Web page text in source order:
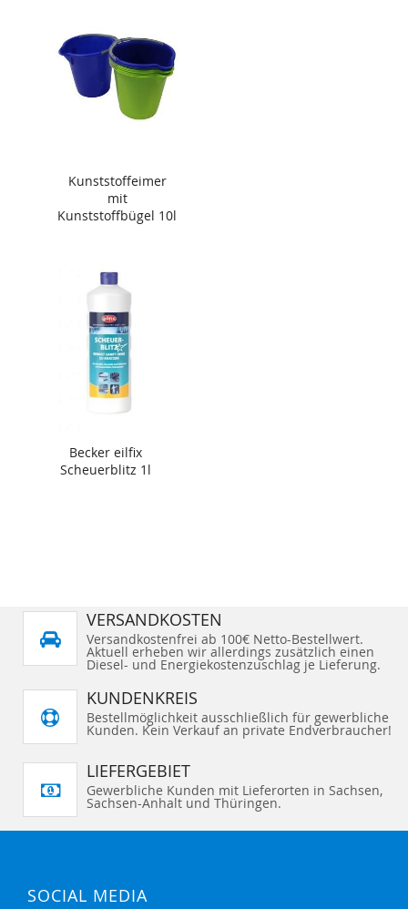
Kunststoffeimer
mit
Kunststoffbügel 10l
Becker eilfix
Scheuerblitz 1l
VERSANDKOSTEN
Versandkostenfrei ab 100€ Netto-Bestellwert.
Aktuell erheben wir allerdings zusätzlich einen
Diesel- und Energiekostenzuschlag je Lieferung.
KUNDENKREIS
Bestellmöglichkeit ausschließlich für gewerbliche
Kunden. Kein Verkauf an private Endverbraucher!
LIEFERGEBIET
Gewerbliche Kunden mit Lieferorten in Sachsen,
Sachsen-Anhalt und Thüringen.
SOCIAL MEDIA